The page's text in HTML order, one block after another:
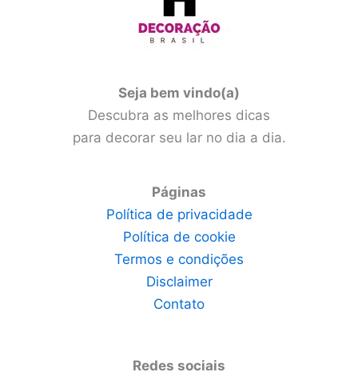
Seja bem vindo(a)
Descubra as melhores dicas
para decorar seu lar no dia a dia.
Páginas
Política de privacidade
Política de cookie
Termos e condições
Disclaimer
Contato
Redes sociais